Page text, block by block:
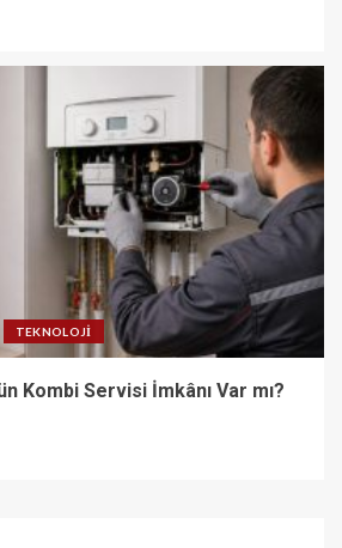
TEKNOLOJI
Kombi Servisi İmkânı Var mı?